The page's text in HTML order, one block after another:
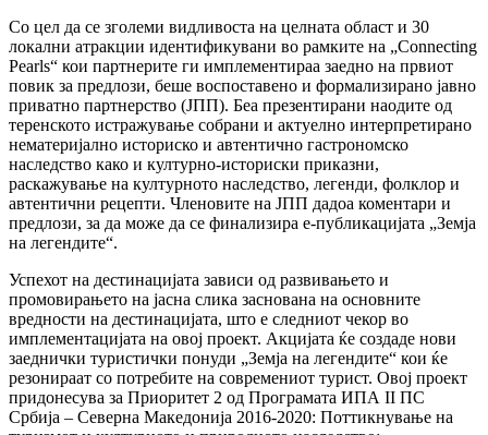
Со цел да се зголеми видливоста на целната област и 30
локални атракции идентификувани во рамките на „Connecting
Pearls“ кои партнерите ги имплементираа заедно на првиот
повик за предлози, беше воспоставено и формализирано јавно
приватно партнерство (ЈПП). Беа презентирани наодите од
теренското истражување собрани и актуелно интерпретирано
нематеријално историско и автентично гастрономско
наследство како и културно-историски приказни,
раскажување на културното наследство, легенди, фолклор и
автентични рецепти. Членовите на ЈПП дадоа коментари и
предлози, за да може да се финализира е-публикацијата „Земја
на легендите“.
Успехот на дестинацијата зависи од развивањето и
промовирањето на јасна слика заснована на основните
вредности на дестинацијата, што е следниот чекор во
имплементацијата на овој проект. Акцијата ќе создаде нови
заеднички туристички понуди „Земја на легендите“ кои ќе
резонираат со потребите на современиот турист. Овој проект
придонесува за Приоритет 2 од Програмата ИПА II ПС
Србија – Северна Македонија 2016-2020: Поттикнување на